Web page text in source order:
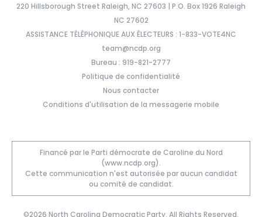
220 Hillsborough Street Raleigh, NC 27603 | P.O. Box 1926 Raleigh
NC 27602
ASSISTANCE TÉLÉPHONIQUE AUX ÉLECTEURS : 1-833-VOTE4NC
team@ncdp.org
Bureau : 919-821-2777
Politique de confidentialité
Nous contacter
Conditions d'utilisation de la messagerie mobile
Financé par le Parti démocrate de Caroline du Nord
(www.ncdp.org).
Cette communication n'est autorisée par aucun candidat
ou comité de candidat.
©2026 North Carolina Democratic Party. All Rights Reserved.